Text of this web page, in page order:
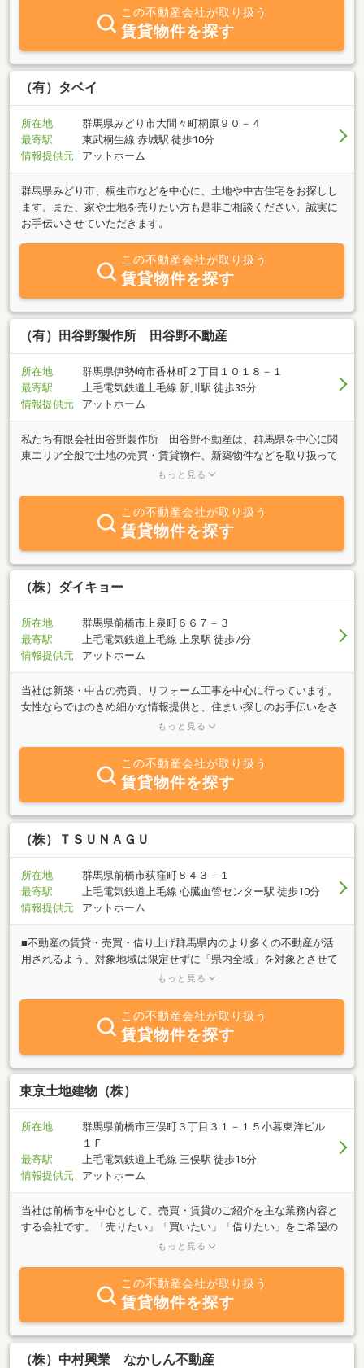
バイザー資格を有し住宅ローンはもちろん事業性融資、税務にも精
通しておりますので安心してお任せ下さい。相続したものの住む予
定のない古い住宅や使う予定のない土地等をお持ちの方、引越等で
空家の売却にお困りの方、資産売却をご検討の方、是非ご相談下さ
い！お客様のお問合せ、ご来店を心よりお待ちしております。
この不動産会社が取り扱う
賃貸物件を探す
（有）タベイ
所在地
群馬県みどり市大間々町桐原９０－４
最寄駅
東武桐生線 赤城駅 徒歩10分
情報提供元
アットホーム
群馬県みどり市、桐生市などを中心に、土地や中古住宅をお探しし
ます。また、家や土地を売りたい方も是非ご相談ください。誠実に
お手伝いさせていただきます。
この不動産会社が取り扱う
賃貸物件を探す
（有）田谷野製作所 田谷野不動産
所在地
群馬県伊勢崎市香林町２丁目１０１８－１
最寄駅
上毛電気鉄道上毛線 新川駅 徒歩33分
情報提供元
アットホーム
私たち有限会社田谷野製作所 田谷野不動産は、群馬県を中心に関
東エリア全般で土地の売買・賃貸物件、新築物件などを取り扱って
おります。貸事務所や貸倉庫、工場用地など幅広くご紹介が可能で
もっと見る
この不動産会社が取り扱う
賃貸物件を探す
（株）ダイキョー
所在地
群馬県前橋市上泉町６６７－３
最寄駅
上毛電気鉄道上毛線 上泉駅 徒歩7分
情報提供元
アットホーム
当社は新築・中古の売買、リフォーム工事を中心に行っています。
女性ならではのきめ細かな情報提供と、住まい探しのお手伝いをさ
せて頂いています。物件えらびだけでなく、住宅ローンの相談や、
『快適に』『安心して』暮らせるよう、サポートさせていただきま
もっと見る
この不動産会社が取り扱う
賃貸物件を探す
（株）ＴＳＵＮＡＧＵ
所在地
群馬県前橋市荻窪町８４３－１
最寄駅
上毛電気鉄道上毛線 心臓血管センター駅 徒歩10分
情報提供元
アットホーム
■不動産の賃貸・売買・借り上げ群馬県内のより多くの不動産が活
用されるよう、対象地域は限定せずに「県内全域」を対象とさせて
いただいております。物件に応じて、シェアハウスや民泊への移行
マンション、シェアハウスなどの大家さんが家賃を回収する手間を
代行させて頂きます。家賃滞納に対する督促を含む、クレーム対応
もおこないます。はじめての方でも安心してご利用いただけるよう
サポートさせて頂きます。■空き地の見守り管理サービス使ってい
ない田畑や荒れてしまった空き地でも適切に管理いたします。ただ
草刈りをするだけではなく、前橋市のロスフラワー問題も解決する
坪当たり年額２万円～
もっと見る
この不動産会社が取り扱う
賃貸物件を探す
東京土地建物（株）
所在地
群馬県前橋市三俣町３丁目３１－１５小暮東洋ビル
１Ｆ
最寄駅
上毛電気鉄道上毛線 三俣駅 徒歩15分
情報提供元
アットホーム
当社は前橋市を中心として、売買・賃貸のご紹介を主な業務内容と
する会社です。「売りたい」「買いたい」「借りたい」をご希望の
方、不動産に関する質問は何でもお気軽にご相談ください。お問い
もっと見る
この不動産会社が取り扱う
賃貸物件を探す
（株）中村興業 なかしん不動産